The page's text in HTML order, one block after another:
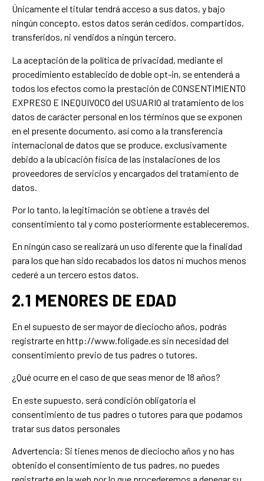
Únicamente el titular tendrá acceso a sus datos, y bajo
ningún concepto, estos datos serán cedidos, compartidos,
transferidos, ni vendidos a ningún tercero.
La aceptación de la política de privacidad, mediante el
procedimiento establecido de doble opt-in, se entenderá a
todos los efectos como la prestación de CONSENTIMIENTO
EXPRESO E INEQUIVOCO del USUARIO al tratamiento de los
datos de carácter personal en los términos que se exponen
en el presente documento, así como a la transferencia
internacional de datos que se produce, exclusivamente
debido a la ubicación física de las instalaciones de los
proveedores de servicios y encargados del tratamiento de
datos.
Por lo tanto, la legitimación se obtiene a través del
consentimiento tal y como posteriormente estableceremos.
En ningún caso se realizará un uso diferente que la finalidad
para los que han sido recabados los datos ni muchos menos
cederé a un tercero estos datos.
2.1 MENORES DE EDAD
En el supuesto de ser mayor de dieciocho años, podrás
registrarte en http://www.foligade.es sin necesidad del
consentimiento previo de tus padres o tutores.
¿Qué ocurre en el caso de que seas menor de 18 años?
En este supuesto, será condición obligatoria el
consentimiento de tus padres o tutores para que podamos
tratar sus datos personales
Advertencia: Si tienes menos de dieciocho años y no has
obtenido el consentimiento de tus padres, no puedes